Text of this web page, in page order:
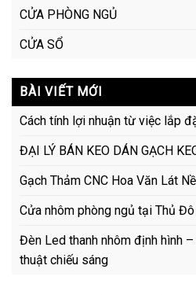
CỬA PHÒNG NGỦ
CỬA SỔ
BÀI VIẾT MỚI
Cách tính lợi nhuận từ việc lắp
ĐẠI LÝ BÁN KEO DÁN GẠCH
Gạch Thảm CNC Hoa Văn Lát
Cửa nhôm phòng ngủ tại Thủ
Đèn Led thanh nhôm định hình
thuật chiếu sáng